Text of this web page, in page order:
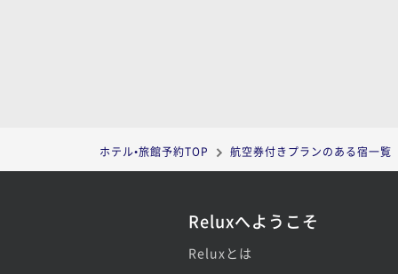
ホテル•旅館予約TOP 航空券付きプランのある宿一覧
Reluxへようこそ
Reluxとは